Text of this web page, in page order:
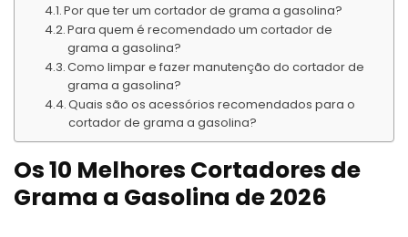
Por que ter um cortador de grama a gasolina?
Para quem é recomendado um cortador de
grama a gasolina?
Como limpar e fazer manutenção do cortador de
grama a gasolina?
Quais são os acessórios recomendados para o
cortador de grama a gasolina?
Os 10 Melhores Cortadores de
Grama a Gasolina de 2026